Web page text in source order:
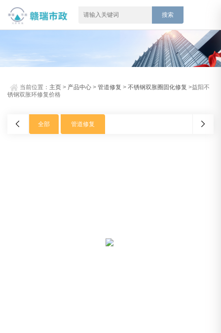
当前位置： 主页 > 产品中心 >管道修复 >不锈钢双胀圈固化修复 >益阳不
锈钢双胀环修复价格
全部 管道修复